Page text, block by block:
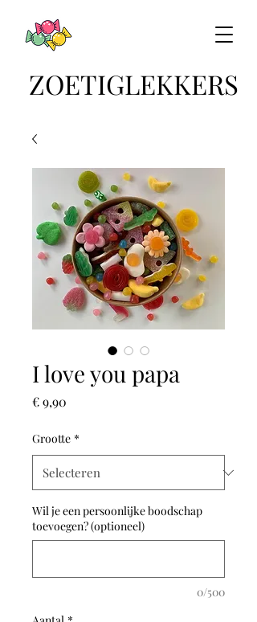
ZOETIGLEKKERS
I love you papa
€ 9,90
Grootte *
Wil je een persoonlijke boodschap
toevoegen? (optioneel)
0/500